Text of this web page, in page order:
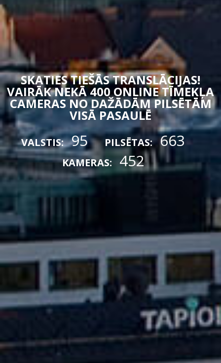
SKATIES TIEŠĀS TRANSLĀCIJAS!
VAIRĀK NEKĀ 400 ONLINE TĪMEKĻA
CAMERAS NO DAŽĀDĀM PILSĒTĀM
VISĀ PASAULĒ
VALSTIS: 95 PILSĒTAS: 663
KAMERAS: 452